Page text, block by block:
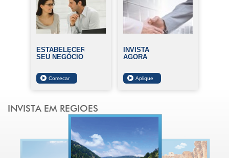
ESTABELECER
SEU NEGÓCIO
INVISTA
AGORA